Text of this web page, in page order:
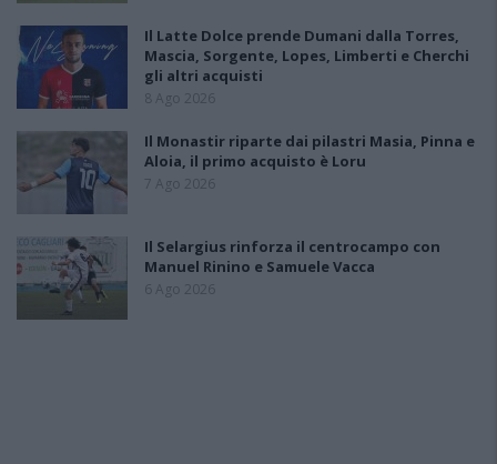
Il Latte Dolce prende Dumani dalla Torres,
Mascia, Sorgente, Lopes, Limberti e Cherchi
gli altri acquisti
8 Ago 2026
Il Monastir riparte dai pilastri Masia, Pinna e
Aloia, il primo acquisto è Loru
7 Ago 2026
Il Selargius rinforza il centrocampo con
Manuel Rinino e Samuele Vacca
6 Ago 2026